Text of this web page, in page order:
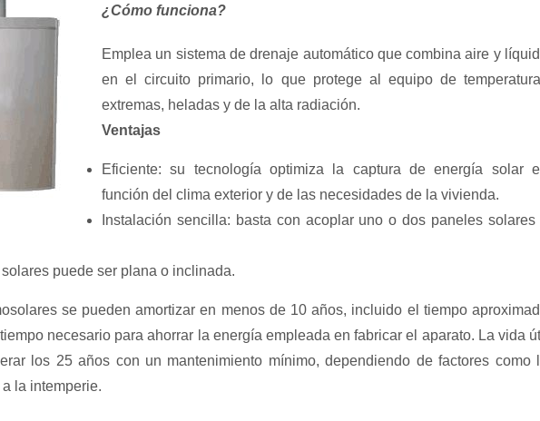
¿Cómo funciona?
Emplea un sistema de drenaje automático que combina aire y
en el circuito primario, lo que protege al equipo de
extremas, heladas y de la alta radiación.
Ventajas
Eficiente: su tecnología optimiza la captura de energía solar
función del clima exterior y de las necesidades de la vivienda.
Instalación sencilla: basta con acoplar uno o dos paneles solares
puede ser plana o inclinada.
se pueden amortizar en menos de 10 años, incluido el tiempo
necesario para ahorrar la energía empleada en fabricar el aparato. La vida
los 25 años con un mantenimiento mínimo, dependiendo de factores como
la intemperie.